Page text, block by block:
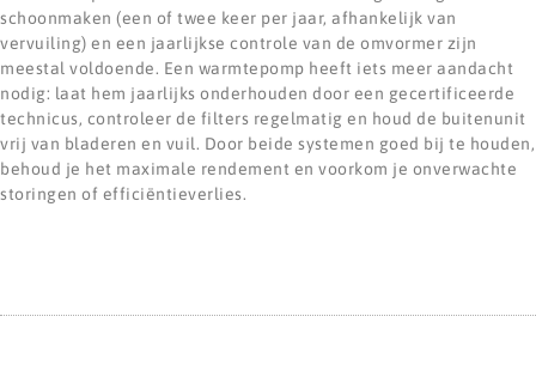
schoonmaken (een of twee keer per jaar, afhankelijk van
vervuiling) en een jaarlijkse controle van de omvormer zijn
meestal voldoende. Een warmtepomp heeft iets meer aandacht
nodig: laat hem jaarlijks onderhouden door een gecertificeerde
technicus, controleer de filters regelmatig en houd de buitenunit
vrij van bladeren en vuil. Door beide systemen goed bij te houden,
behoud je het maximale rendement en voorkom je onverwachte
storingen of efficiëntieverlies.